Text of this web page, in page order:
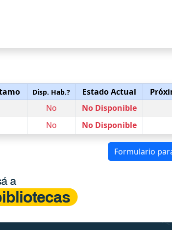
Disp. Hab.? Estado Actual
No No Disponible
No No Disponible
Formulario